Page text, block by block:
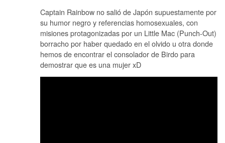
Captain Rainbow no salió de Japón supuestamente por
su humor negro y referencias homosexuales, con
misiones protagonizadas por un Little Mac (Punch-Out)
borracho por haber quedado en el olvido u otra donde
hemos de encontrar el consolador de Birdo para
demostrar que es una mujer xD